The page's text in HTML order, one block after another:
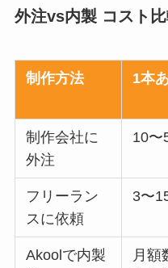
外注vs内製 コスト
制作方法 1本
制作会社に
外注
10〜
フリーラン
スに依頼
3〜
Akoolで内製
月額